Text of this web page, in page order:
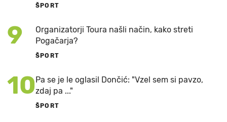
ŠPORT
9
Organizatorji Toura našli način, kako streti
Pogačarja?
ŠPORT
10Pa se je le oglasil Dončić: "Vzel sem si pavzo,
zdaj pa ..."
ŠPORT